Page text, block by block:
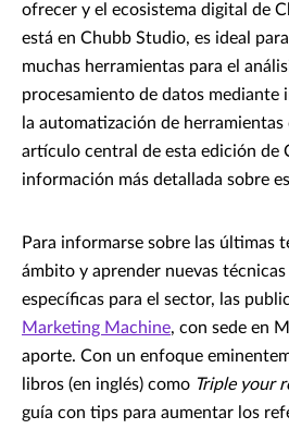
ofrecer y el ecosistema digital de
está en Chubb Studio, es ideal
muchas herramientas para el
procesamiento de datos mediante
la automatización de herramientas
artículo central de esta edición de
información más detallada sobre
Para informarse sobre las últimas
ámbito y aprender nuevas
específicas para el sector, las
Marketing Machine, con sede en
aporte. Con un enfoque
libros (en inglés) como Triple your
guía con tips para aumentar los